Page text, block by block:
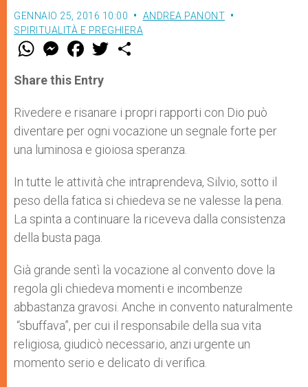
GENNAIO 25, 2016 10:00
ANDREA PANONT
SPIRITUALITÀ E PREGHIERA
W
t
s
p
p
M
e
s
e
g
e
r
F
a
e
b
o
k
w
r
Share this Entry
Rivedere e risanare i propri rapporti con Dio può
diventare per ogni vocazione un segnale forte per
una luminosa e gioiosa speranza.
In tutte le attività che intraprendeva, Silvio, sotto il
peso della fatica si chiedeva se ne valesse la pena.
La spinta a continuare la riceveva dalla consistenza
della busta paga.
Già grande sentì la vocazione al convento dove la
regola gli chiedeva momenti e incombenze
abbastanza gravosi. Anche in convento naturalmente
“sbuffava”, per cui il responsabile della sua vita
religiosa, giudicò necessario, anzi urgente un
momento serio e delicato di verifica.